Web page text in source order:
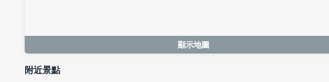
顯示地圖
附近景點